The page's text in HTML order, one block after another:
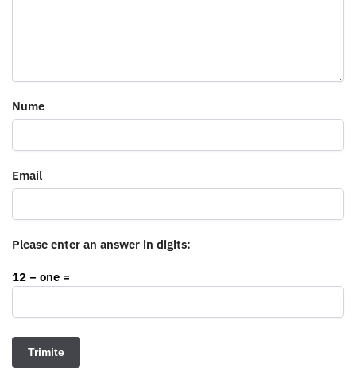
Nume
Email
Please enter an answer in digits:
12 − one =